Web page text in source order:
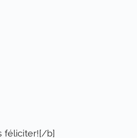
féliciter![/b]